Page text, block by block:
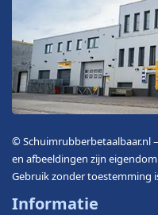
© Schuimrubberbetaalbaar.nl
en afbeeldingen zijn
Gebruik zonder toestemming
Informatie